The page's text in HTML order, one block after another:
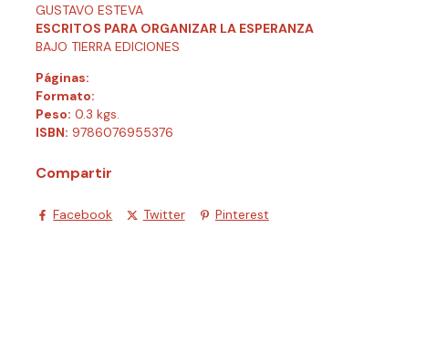
GUSTAVO ESTEVA
ESCRITOS PARA ORGANIZAR LA ESPERANZA
BAJO TIERRA EDICIONES
Páginas:
Formato:
Peso: 0.3 kgs.
ISBN: 9786076955376
Compartir
Facebook Twitter Pinterest